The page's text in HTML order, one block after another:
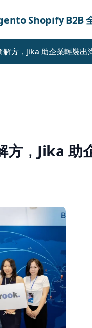
ShopifyB2B
方，Jika 助企業輕裝出
方，Jika 助